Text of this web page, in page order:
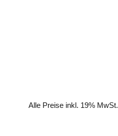
Alle Preise inkl. 19% MwSt.